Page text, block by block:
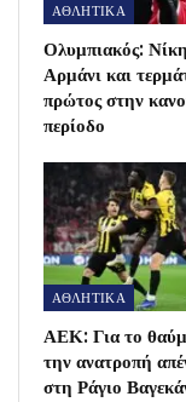
ΑΘΛΗΤΙΚΑ
Ολυμπιακός:
Αρμάνι και
πρώτος στην
περίοδο
ΑΘΛΗΤΙΚΑ
ΑΕΚ: Για το
την ανατροπή
στη Ράγιο